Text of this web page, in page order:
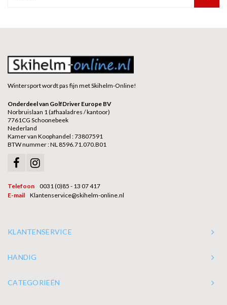
Wintersport wordt pas fijn met Skihelm-Online!
Onderdeel van GolfDriver Europe BV
Norbruislaan 1 (afhaaladres / kantoor)
7761CG Schoonebeek
Nederland
Kamer van Koophandel : 73807591
BTW nummer : NL 8596.71.070.B01
Telefoon
0031 (0)85 - 13 07 417
E-mail
Klantenservice@skihelm-online.nl
KLANTENSERVICE
HANDIG
CATEGORIEËN